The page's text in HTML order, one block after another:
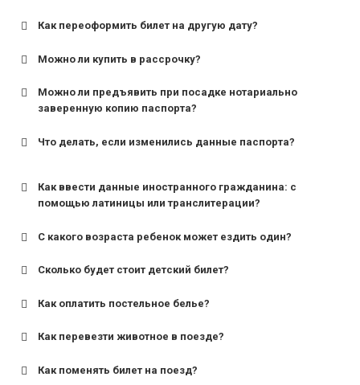
Как переоформить билет на другую дату?
Можно ли купить в рассрочку?
Можно ли предъявить при посадке нотариально
заверенную копию паспорта?
Что делать, если изменились данные паспорта?
Как ввести данные иностранного гражданина: с
помощью латиницы или транслитерации?
С какого возраста ребенок может ездить один?
для поездов дальнего следования — от 10 лет и
для пригородных поездов — от 7 лет.
Сколько будет стоит детский билет?
Как оплатить постельное белье?
Как перевезти животное в поезде?
Как поменять билет на поезд?